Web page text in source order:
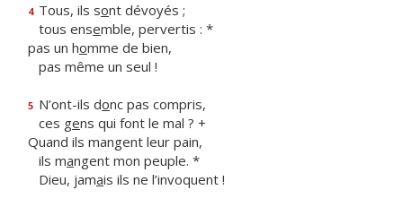
4 Tous, ils sont dévoyés ;
tous ensemble, pervertis : *
pas un homme de bien,
pas même un seul !
5 N’ont-ils donc pas compris,
ces gens qui font le mal ? +
Quand ils mangent leur pain,
ils mangent mon peuple. *
Dieu, jamais ils ne l’invoquent !